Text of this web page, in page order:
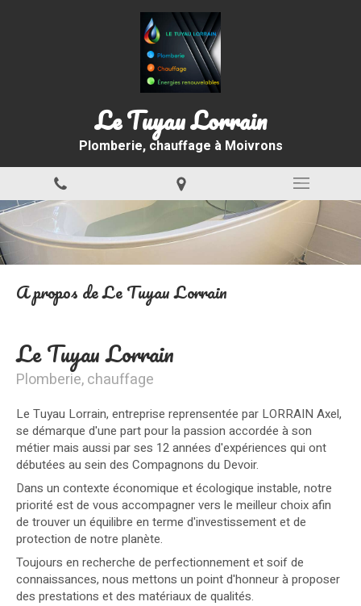
Le Tuyau Lorrain
Plomberie, chauffage à Moivrons
A propos de Le Tuyau Lorrain
Le Tuyau Lorrain
Plomberie, chauffage
Le Tuyau Lorrain, entreprise reprensentée par LORRAIN Axel,
se démarque d'une part pour la passion accordée à son
métier mais aussi par ses 12 années d'expériences qui ont
débutées au sein des Compagnons du Devoir.
Dans un contexte économique et écologique instable, notre
priorité est de vous accompagner vers le meilleur choix afin
de trouver un équilibre en terme d'investissement et de
protection de notre planète.
Toujours en recherche de perfectionnement et soif de
connaissances, nous mettons un point d'honneur à proposer
des prestations et des matériaux de qualités.